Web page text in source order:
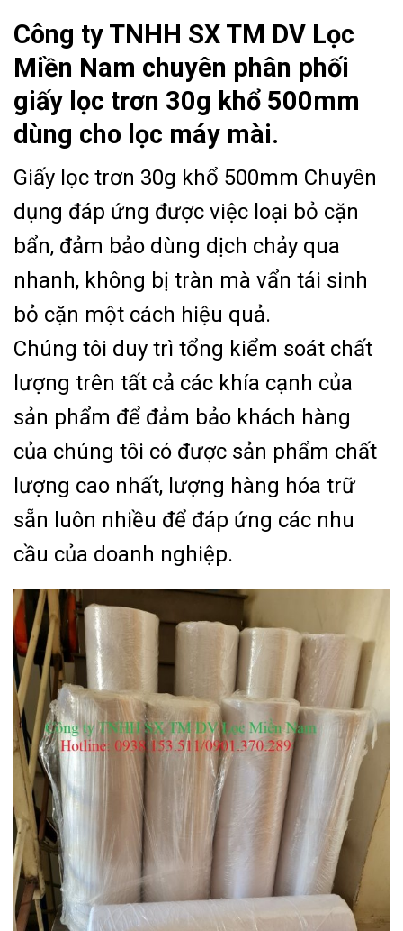
Công ty TNHH SX TM DV Lọc
Miền Nam chuyên phân phối
giấy lọc trơn 30g khổ 500mm
dùng cho lọc máy mài.
Giấy lọc trơn 30g khổ 500mm Chuyên
dụng đáp ứng được việc loại bỏ cặn
bẩn, đảm bảo dùng dịch chảy qua
nhanh, không bị tràn mà vẩn tái sinh
bỏ cặn một cách hiệu quả.
Chúng tôi duy trì tổng kiểm soát chất
lượng trên tất cả các khía cạnh của
sản phẩm để đảm bảo khách hàng
của chúng tôi có được sản phẩm chất
lượng cao nhất, lượng hàng hóa trữ
sẵn luôn nhiều để đáp ứng các nhu
cầu của doanh nghiệp.